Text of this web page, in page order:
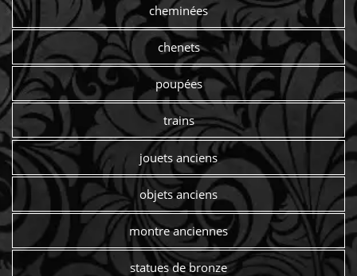
cheminées
chenets
poupées
trains
jouets anciens
objets anciens
montre anciennes
statues de bronze